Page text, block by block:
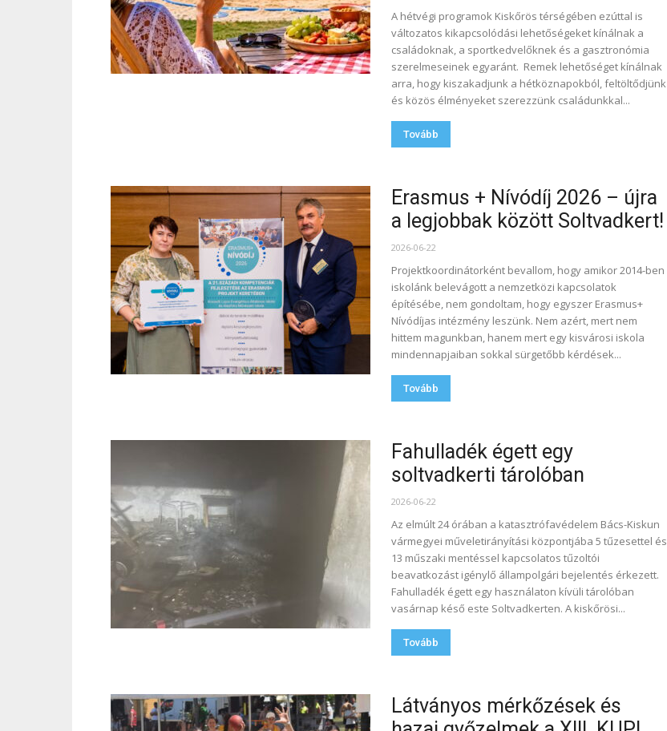
A hétvégi programok Kiskőrös térségében ezúttal is
változatos kikapcsolódási lehetőségeket kínálnak a
családoknak, a sportkedvelőknek és a gasztronómia
szerelmeseinek egyaránt. Remek lehetőséget kínálnak
arra, hogy kiszakadjunk a hétköznapokból, feltöltődjünk
és közös élményeket szerezzünk családunkkal...
Tovább
Erasmus + Nívódíj 2026 – újra
a legjobbak között Soltvadkert!
2026-06-22
Projektkoordinátorként bevallom, hogy amikor 2014-ben
iskolánk belevágott a nemzetközi kapcsolatok
építésébe, nem gondoltam, hogy egyszer Erasmus+
Nívódíjas intézmény leszünk. Nem azért, mert nem
hittem magunkban, hanem mert egy kisvárosi iskola
mindennapjaiban sokkal sürgetőbb kérdések...
Tovább
Fahulladék égett egy
soltvadkerti tárolóban
2026-06-22
Az elmúlt 24 órában a katasztrófavédelem Bács-Kiskun
vármegyei műveletirányítási központjába 5 tűzesettel és
13 műszaki mentéssel kapcsolatos tűzoltói
beavatkozást igénylő állampolgári bejelentés érkezett.
Fahulladék égett egy használaton kívüli tárolóban
vasárnap késő este Soltvadkerten. A kiskőrösi...
Tovább
Látványos mérkőzések és